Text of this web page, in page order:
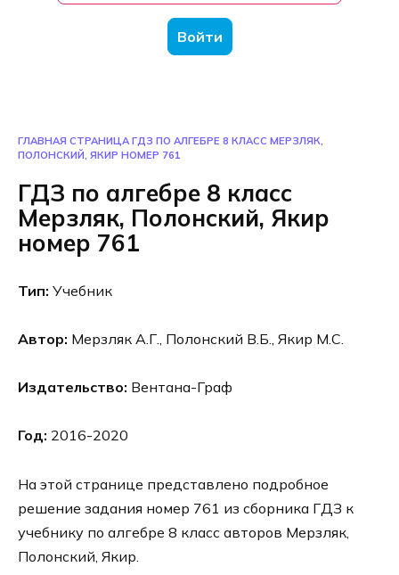
Войти
ГЛАВНАЯ СТРАНИЦА ГДЗ ПО АЛГЕБРЕ 8 КЛАСС МЕРЗЛЯК,
ПОЛОНСКИЙ, ЯКИР НОМЕР 761
ГДЗ по алгебре 8 класс
Мерзляк, Полонский, Якир
номер 761
Тип: Учебник
Автор: Мерзляк А.Г., Полонский В.Б., Якир М.С.
Издательство: Вентана-Граф
Год: 2016-2020
На этой странице представлено подробное
решение задания номер 761 из сборника ГДЗ к
учебнику по алгебре 8 класс авторов Мерзляк,
Полонский, Якир.